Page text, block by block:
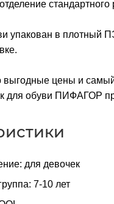
упакован в плотный
цены и самый
для обуви ПИФАГОР
для девочек
7-10 лет